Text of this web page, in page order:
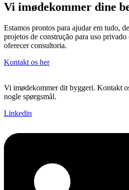
Vi imødekommer dine
Estamos prontos para ajudar em tudo,
projetos de construção para uso
oferecer consultoria.
Kontakt os her
Vi imødekommer dit byggeri. Kontakt
nogle spørgsmål.
Linkedin